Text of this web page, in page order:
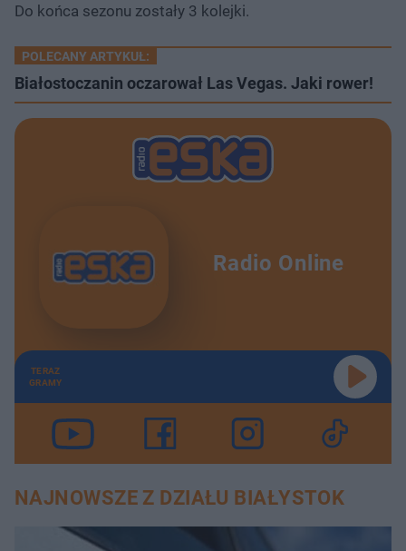
Do końca sezonu zostały 3 kolejki.
POLECANY ARTYKUŁ:
Białostoczanin oczarował Las Vegas. Jaki rower!
Radio Online
TERAZ
GRAMY
NAJNOWSZE Z DZIAŁU BIAŁYSTOK